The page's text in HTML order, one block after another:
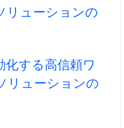
リューションの
化する高信頼ワ
リューションの